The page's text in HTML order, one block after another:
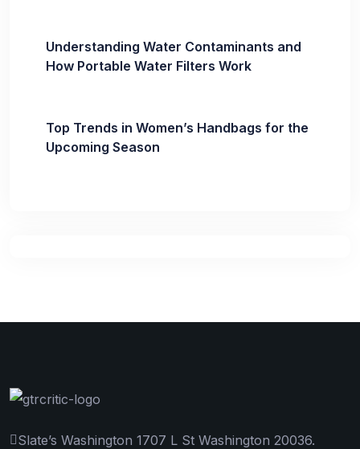
Understanding Water Contaminants and
How Portable Water Filters Work
Top Trends in Women’s Handbags for the
Upcoming Season
Slate’s Washington 1707 L St Washington 20036.